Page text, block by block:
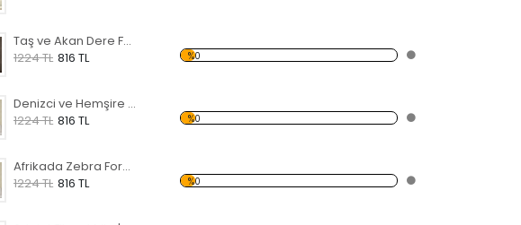
Taş ve Akan Dere Forex Tablo
1224 TL 816 TL %0
Denizci ve Hemşire Forex Tablo
1224 TL 816 TL %0
Afrikada Zebra Forex Tablo
1224 TL 816 TL %0